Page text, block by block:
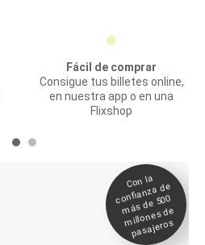
Fácil de comprar
Consigue tus billetes online,
en nuestra app o en una
Flixshop
Con la
confianza de
más de 500
millones de
pasajeros